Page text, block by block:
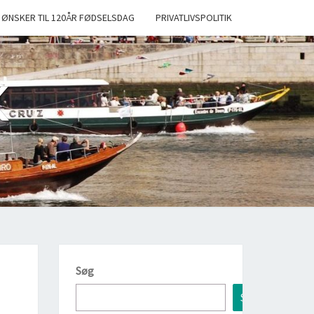
ØNSKER TIL 120ÅR FØDSELSDAG PRIVATLIVSPOLITIK
Søg
Søg